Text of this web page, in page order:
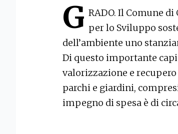
G RADO. Il Comune
per lo Sviluppo
dell’ambiente uno
Di questo importante
valorizzazione e
parchi e giardini,
impegno di spesa è di